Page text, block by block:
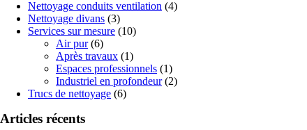
Nettoyage conduits ventilation (4)
Nettoyage divans (3)
Services sur mesure (10)
Air pur(6)
Après travaux (1)
Espaces professionnels (1)
Industriel en profondeur(2)
Trucs de nettoyage (6)
Articles récents